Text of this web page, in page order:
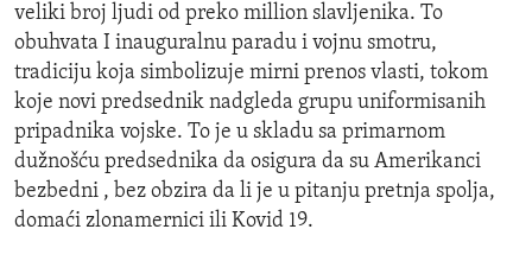
veliki broj ljudi od preko million slavljenika. To
obuhvata I inauguralnu paradu i vojnu smotru,
tradiciju koja simbolizuje mirni prenos vlasti, tokom
koje novi predsednik nadgleda grupu uniformisanih
pripadnika vojske. To je u skladu sa primarnom
dužnošću predsednika da osigura da su Amerikanci
bezbedni , bez obzira da li je u pitanju pretnja spolja,
domaći zlonamernici ili Kovid 19.